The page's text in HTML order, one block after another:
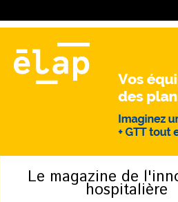
Le magazine de
hospitalière